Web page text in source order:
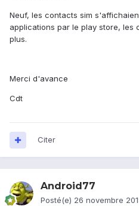
Neuf, les contacts sim
applications par le play store, les
plus.
Merci d'avance
Cdt
Citer
Android77
Posté(e) 26 novembre